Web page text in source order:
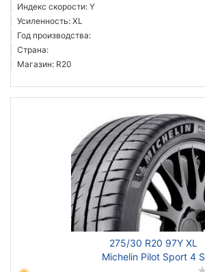
Индекс скорости: Y
Усиленность: XL
Год производства:
Страна:
Магазин: R20
275/30 R20 97Y XL
Michelin Pilot Sport 4 S